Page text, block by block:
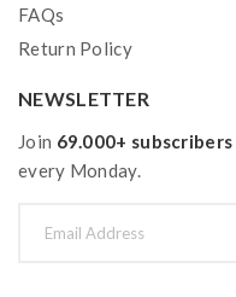
FAQs
Return Policy
NEWSLETTER
Join 69.000+ subscribers
every Monday.